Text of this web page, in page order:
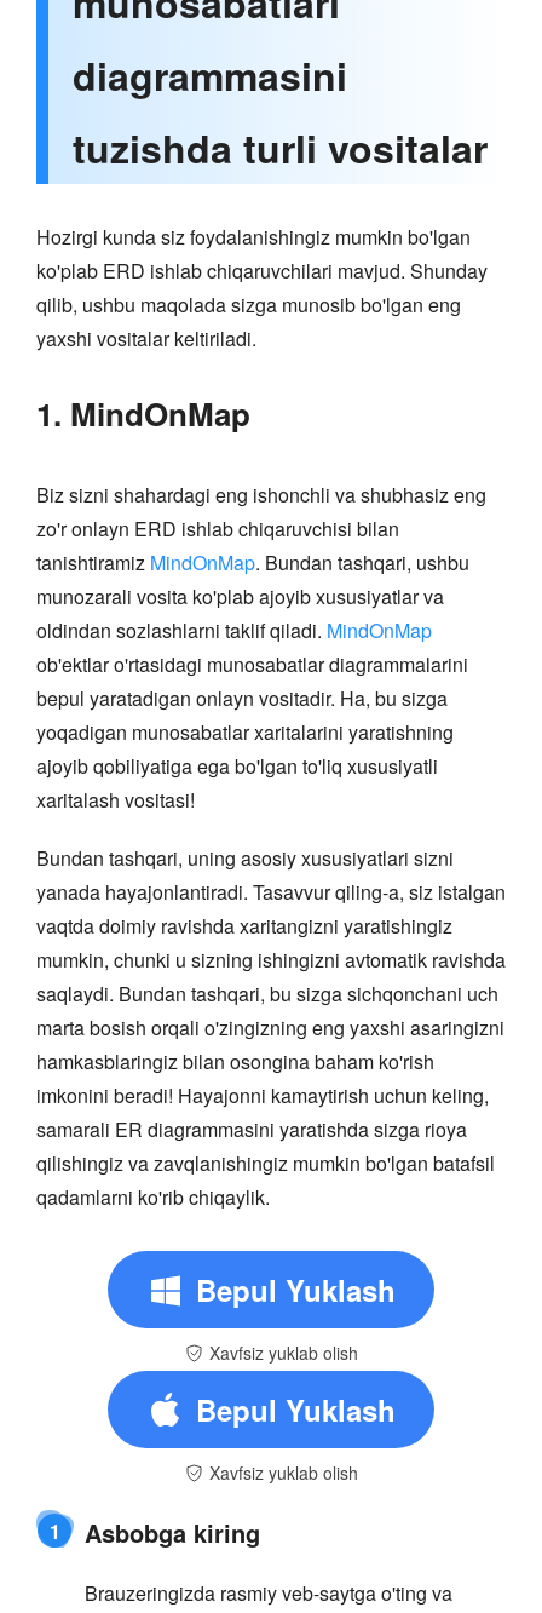
diagrammasini
tuzishda turli vositalar
Hozirgi kunda siz foydalanishingiz mumkin bo'lgan
ko'plab ERD ishlab chiqaruvchilari mavjud. Shunday
qilib, ushbu maqolada sizga munosib bo'lgan eng
yaxshi vositalar keltiriladi.
1. MindOnMap
Biz sizni shahardagi eng ishonchli va shubhasiz eng
zo'r onlayn ERD ishlab chiqaruvchisi bilan
tanishtiramiz MindOnMap. Bundan tashqari, ushbu
munozarali vosita ko'plab ajoyib xususiyatlar va
oldindan sozlashlarni taklif qiladi. MindOnMap
ob'ektlar o'rtasidagi munosabatlar diagrammalarini
bepul yaratadigan onlayn vositadir. Ha, bu sizga
yoqadigan munosabatlar xaritalarini yaratishning
ajoyib qobiliyatiga ega bo'lgan to'liq xususiyatli
xaritalash vositasi!
Bundan tashqari, uning asosiy xususiyatlari sizni
yanada hayajonlantiradi. Tasavvur qiling-a, siz istalgan
vaqtda doimiy ravishda xaritangizni yaratishingiz
mumkin, chunki u sizning ishingizni avtomatik ravishda
saqlaydi. Bundan tashqari, bu sizga sichqonchani uch
marta bosish orqali o'zingizning eng yaxshi asaringizni
hamkasblaringiz bilan osongina baham ko'rish
imkonini beradi! Hayajonni kamaytirish uchun keling,
samarali ER diagrammasini yaratishda sizga rioya
qilishingiz va zavqlanishingiz mumkin bo'lgan batafsil
qadamlarni ko'rib chiqaylik.
Bepul Yuklash
Xavfsiz yuklab olish
Bepul Yuklash
Xavfsiz yuklab olish
1 Asbobga kiring
Brauzeringizda rasmiy veb-saytga o'ting va